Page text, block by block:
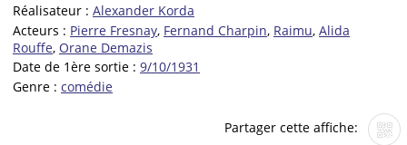
Réalisateur : Alexander Korda
Acteurs : Pierre Fresnay, Fernand Charpin, Raimu, Alida
Rouffe, Orane Demazis
Date de 1ère sortie : 9/10/1931
Genre : comédie
Partager cette affiche: